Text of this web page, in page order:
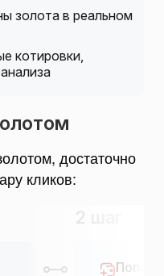
золота в реальном
котировки,
достаточно
кликов:
2 шаг